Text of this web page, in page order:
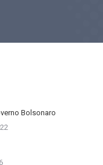
Bolsonaro